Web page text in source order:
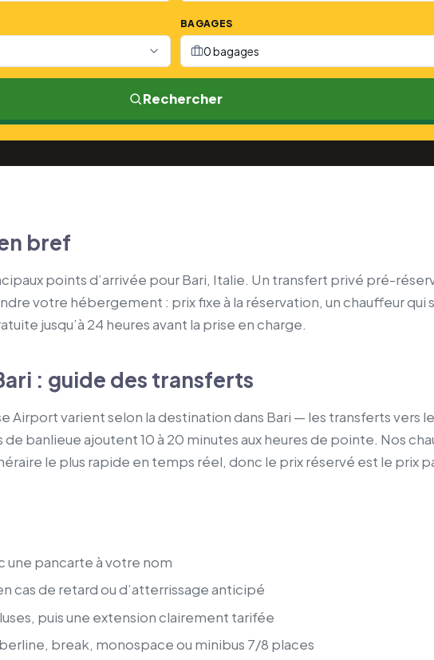
BAGAGES
0 bagages
Rechercher
bref
points d’arrivée pour Bari, Italie. Un transfert privé pré-
votre hébergement : prix fixe à la réservation, un chauffeur qui
jusqu’à 24 heures avant la prise en charge.
: guide des transferts
Airport varient selon la destination dans Bari — les transferts vers
banlieue ajoutent 10 à 20 minutes aux heures de pointe. Nos
le plus rapide en temps réel, donc le prix réservé est le prix
une pancarte à votre nom
cas de retard ou d’atterrissage anticipé
puis une extension clairement tarifée
break, monospace ou minibus 7/8 places